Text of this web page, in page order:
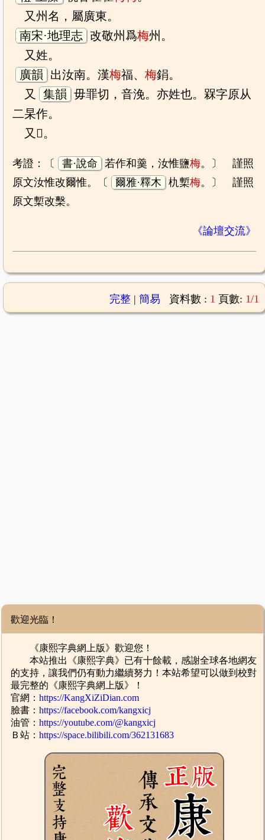
又州名，屬廣東。
南宋·地理志 改敬州爲梅州。
又姓。
廣韻
出汝南。漢梅福、梅鋗。
又
集韻 毋罪切，音浼。亦姓也。槑字原从
二杲作。
又𣕱。
考證：〔 書·說命 若作和羹，汝惟鹽梅。〕 謹照
原文汝惟改爾惟。〔
爾雅·釋木 朹槧梅。〕 謹照
原文槧改檕。
《論壇交流》
完整| 簡易 資料數 : 1 頁數: 1/1
歡迎光臨！
《康熙字典網上版》歡迎您！
本站推出《康熙字典》已有十餘載，感謝全球各地網友
的支持，讓我們仍有動力繼續努力！本站希望可以做到校對
最完整的《康熙字典網上版》！
官網：https://KangXiZiDian.com
臉書：https://facebook.com/kangxicj
油管：https://youtube.com/@kangxicj
Ｂ站：https://space.bilibili.com/362131683